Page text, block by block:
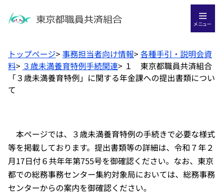
メニュー
トップページ>事務担当者向け情報>各種手引・説明会資
料> ３歳未満養育特例手続関連> １ 東京都職員共済組合
「３歳未満養育特例」に関する年金課への提出書類につい
て
本ページでは、３歳未満養育特例の手続きで必要な様式
等を掲載しております。提出書類等の詳細は、令和７年２
月17日付６共年年第755号を御確認ください。なお、東京
都での総務事務センター集約対象局においては、総務事務
センターからの案内を御確認ください。